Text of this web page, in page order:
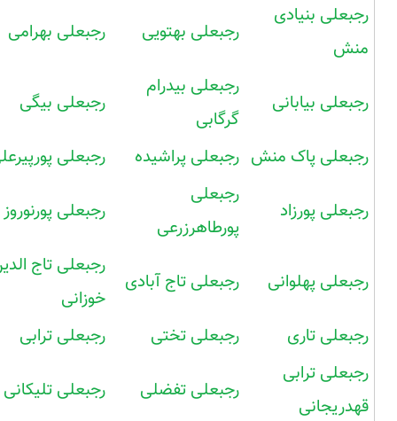
رجبعلی بنیادی
منش
رجبعلی بهتویی رجبعلی بهرامی
رجبعلی بیابانی
رجبعلی بیدرام
گرگابی
رجبعلی بیگی
رجبعلی پاک منش رجبعلی پراشیده رجبعلی
رجبعلی پورزاد
رجبعلی
پورطاهرزرعی
رجبعلی پورنوروز
رجبعلی پهلوانی رجبعلی تاج آبادی
رجبعلی تاج
خوزانی
رجبعلی تاری
رجبعلی تختی
رجبعلی ترابی
رجبعلی ترابی
قهدریجانی
رجبعلی تفضلی رجبعلی تلیکانی